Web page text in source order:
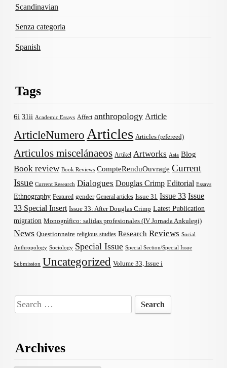
Scandinavian
Senza categoria
Spanish
Tags
6i 31ii Academic Essays Affect anthropology Article
ArticleNumero Articles Articles (refereed)
Articulos miscelánaeos Artikel Artworks Asia Blog
Book review Book Reviews CompteRenduOuvrage Current
Issue Current Research Dialogues Douglas Crimp Editorial Essays
Ethnography Featured gender General articles Issue 31 Issue 33 Issue
33 Special Insert Issue 33: After Douglas Crimp Latest Publication
migration Monográfico: salidas profesionales (IV Jornada Ankulegi)
News Questionnaire religious studies Research Reviews Social
Anthropology Sociology Special Issue Special Section/Special Issue
Submission Uncategorized Volume 33, Issue i
Search
for:
Archives